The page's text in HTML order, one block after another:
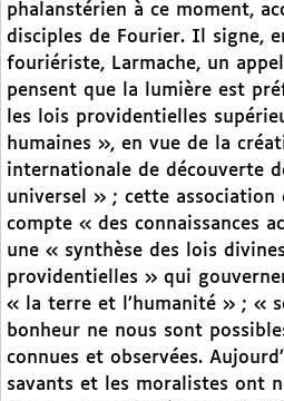
phalanstérien à ce moment,
disciples de Fourier. Il signe,
fouriériste, Larmache, un
pensent que la lumière est
les lois providentielles
humaines », en vue de la
internationale de découverte
universel » ; cette association
compte « des connaissances
une « synthèse des lois
providentielles » qui
« la terre et l’humanité » ; «
bonheur ne nous sont
connues et observées.
savants et les moralistes ont